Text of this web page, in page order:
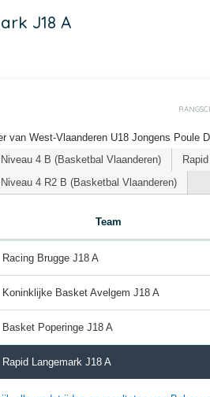
J18 A
van West-Vlaanderen U18 Jongens Poule
4 B (Basketbal Vlaanderen)
4 R2 B (Basketbal Vlaanderen)
Team
Racing Brugge J18 A
Koninklijke Basket Avelgem J18 A
Basket Poperinge J18 A
Rapid Langemark J18 A